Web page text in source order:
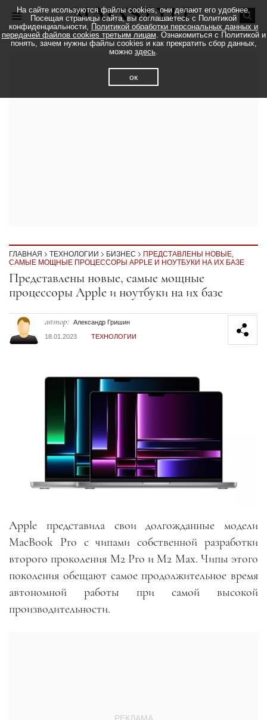
ГЛАВНАЯ ТЕХНОЛОГИИ БИЗНЕС
ПРЕДСТАВЛЕНЫ НОВЫЕ,
САМЫЕ МОЩНЫЕ ПРОЦЕССОРЫ APPLE И НОУТБУКИ НА ИХ БАЗЕ
Секция статей
Представлены новые, самые мощные
процессоры Apple и ноутбуки на их базе
автор: Александр Гришин
18.01.2023
ТЕХНОЛОГИИ
Apple представила свои долгожданные модели
MacBook Pro с чипами собственной разработки
второго проколения M2 Pro и M2 Max. Чипы этого
поколения обещают самое продолжительное время
автономной работы при самой высокой
производительности.
На сайте исользуются файлы cookies, они делают его удобнее.
Посещая страницы сайта, вы соглашаетесь с Политикой
конфиденциальности, Политикой обработки персональных данных и
передачей файлов cookies третьим лицам. Ознакомиться с Политикой и
понять, зачем нужны файлы cookies и как прекратить сбор данных,
можно здесь.
ок